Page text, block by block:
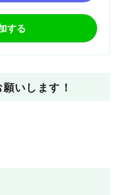
する
いします！